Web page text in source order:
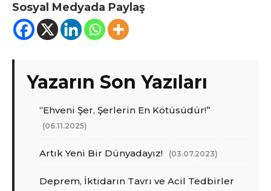
Sosyal Medyada Paylaş
Yazarın Son Yazıları
“Ehveni Şer, Şerlerin En Kötüsüdür!”
(06.11.2025)
Artık Yeni Bir Dünyadayız! (03.07.2023)
Deprem, İktidarın Tavrı ve Acil Tedbirler